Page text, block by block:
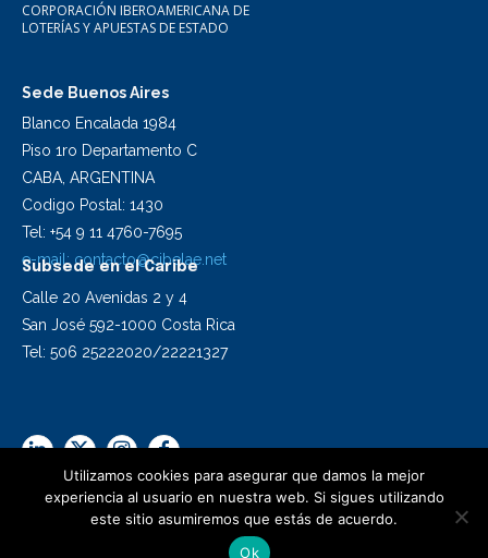
CORPORACIÓN IBEROAMERICANA DE
LOTERÍAS Y APUESTAS DE ESTADO
Sede Buenos Aires
Blanco Encalada 1984
Piso 1ro Departamento C
CABA, ARGENTINA
Codigo Postal: 1430
Tel: +54 9 11 4760-7695
e-mail:contacto@cibelae.net
Subsede en el Caribe
Calle 20 Avenidas 2 y 4
San José 592-1000 Costa Rica
Tel: 506 25222020/22221327
2024 Cibelae | Todos los derechos reservados
Utilizamos cookies para asegurar que damos la mejor
experiencia al usuario en nuestra web. Si sigues utilizando
este sitio asumiremos que estás de acuerdo.
Ok